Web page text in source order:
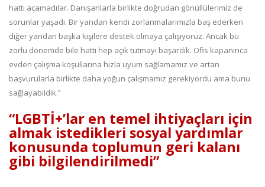
hattı açamadılar. Danışanlarla birlikte doğrudan gönüllülerimiz de
sorunlar yaşadı. Bir yandan kendi zorlanmalarımızla baş ederken
diğer yandan başka kişilere destek olmaya çalışıyoruz. Ancak bu
zorlu dönemde bile hattı hep açık tutmayı başardık. Ofis kapanınca
evden çalışma koşullarına hızla uyum sağlamamız ve artan
başvurularla birlikte daha yoğun çalışmamız gerekiyordu ama bunu
sağlayabildik.”
“LGBTİ+’lar en temel ihtiyaçları için
almak istedikleri sosyal yardımlar
konusunda toplumun geri kalanı
gibi bilgilendirilmedi”